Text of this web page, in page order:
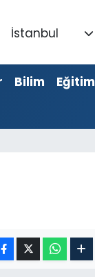
İstanbul
Bilim
Eğitim